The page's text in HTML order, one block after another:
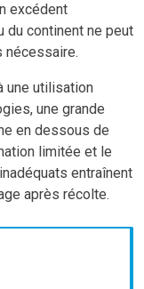
excédent
du continent ne peut
nécessaire.
une utilisation
une grande
en dessous de
limitée et le
entraînent
après récolte.